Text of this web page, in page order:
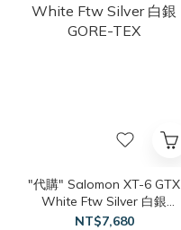
"代購" Salomon XT-6 GTX
White Ftw Silver 白銀
GORE-TEX
NT$7,680